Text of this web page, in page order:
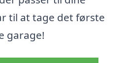
til at tage det første
garage!